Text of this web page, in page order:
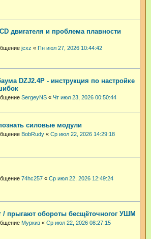
двигателя и проблема плавности
jcxz « Пн июл 27, 2026 10:44:42
DZJ2.4P - инструкция по настройке
SergeyNS « Чт июл 23, 2026 00:50:44
силовые модули
BobRudy « Ср июл 22, 2026 14:29:18
74hc257 « Ср июл 22, 2026 12:49:24
/ прыгают обороты бесщёточногог УШМ
Муркиз « Ср июл 22, 2026 08:27:15